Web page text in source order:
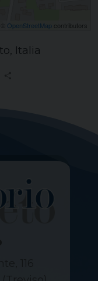
OpenStreetMap contributors
Italia